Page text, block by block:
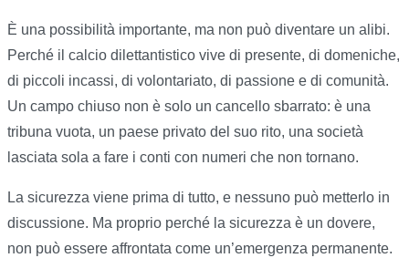
È una possibilità importante, ma non può diventare un alibi.
Perché il calcio dilettantistico vive di presente, di domeniche,
di piccoli incassi, di volontariato, di passione e di comunità.
Un campo chiuso non è solo un cancello sbarrato: è una
tribuna vuota, un paese privato del suo rito, una società
lasciata sola a fare i conti con numeri che non tornano.
La sicurezza viene prima di tutto, e nessuno può metterlo in
discussione. Ma proprio perché la sicurezza è un dovere,
non può essere affrontata come un’emergenza permanente.